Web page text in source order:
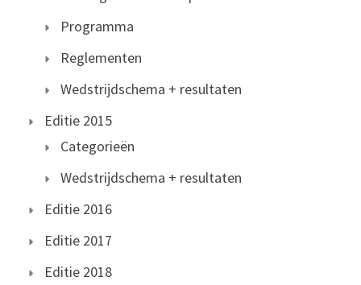
Programma
Reglementen
Wedstrijdschema + resultaten
Editie 2015
Categorieën
Wedstrijdschema + resultaten
Editie 2016
Editie 2017
Editie 2018